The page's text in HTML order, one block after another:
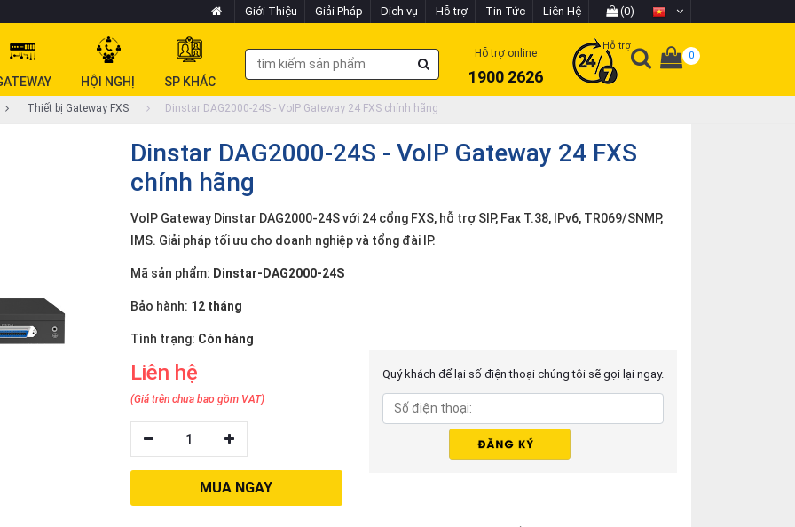
Giới Thiệu Giải Pháp Dịch vụ Hỗ trợ Tin Tức Liên Hệ (0)
HỘI NGHỊ SP KHÁC
Hỗ trợ online
1900 2626
Hỗ trợ
0
Thiết bị Gateway FXS Dinstar DAG2000-24S - VoIP Gateway 24 FXS chính hãng
Dinstar DAG2000-24S - VoIP Gateway 24 FXS
chính hãng
VoIP Gateway Dinstar DAG2000-24S với 24 cổng FXS, hỗ trợ SIP, Fax T.38, IPv6, TR069/SNMP,
IMS. Giải pháp tối ưu cho doanh nghiệp và tổng đài IP.
Mã sản phẩm: Dinstar-DAG2000-24S
Bảo hành: 12 tháng
Tình trạng: Còn hàng
Liên hệ
(Giá trên chưa bao gồm VAT)
1
MUA NGAY
Quý khách để lại số điện thoại chúng tôi sẽ gọi lại ngay.